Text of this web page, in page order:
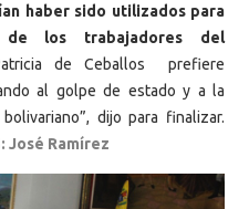
haber sido utilizados para
de los trabajadores del
de Ceballos prefiere
al golpe de estado y a la
dijo para finalizar.
José Ramírez